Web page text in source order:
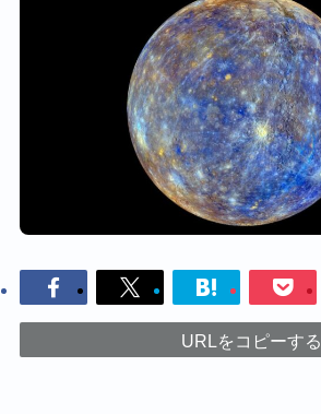
URLをコピーする